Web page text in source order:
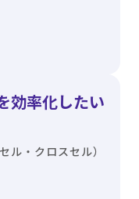
効率化したい
ル・クロスセル）